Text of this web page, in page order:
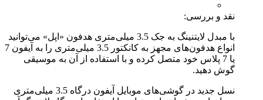
نقد و بررسی:
با مبدل لایتنینگ به جک 3.5 میلی‌متری هدفون «اپل» می‌توانید
انواع هدفون‌های مجهز به کانکتور 3.5 میلی‌متری را به آیفون 7
یا 7 پلاس خود متصل کرده و با استفاده از آن به موسیقی
گوش دهید.
نسل جدید در گوشی‌های موبایل آیفون درگاه 3.5 میلی‌متری